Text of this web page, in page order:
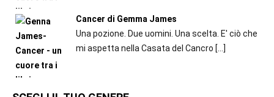
Cancer di Gemma James
Una pozione. Due uomini. Una scelta. E' ciò che
mi aspetta nella Casata del Cancro […]